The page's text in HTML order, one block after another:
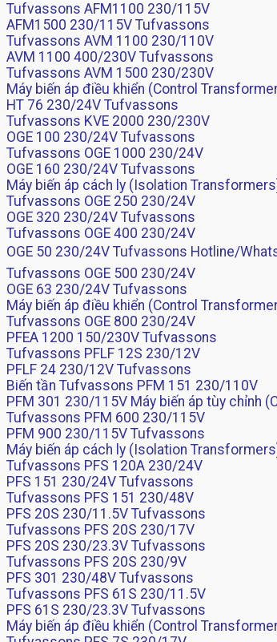
Tufvassons AFM1100 230/115V
AFM1500 230/115V Tufvassons
Tufvassons AVM 1100 230/110V
AVM 1100 400/230V Tufvassons
Tufvassons AVM 1500 230/230V
Máy biến áp điều khiển (Control
HT 76 230/24V Tufvassons
Tufvassons KVE 2000 230/230V
OGE 100 230/24V Tufvassons
Tufvassons OGE 1000 230/24V
OGE 160 230/24V Tufvassons
Máy biến áp cách ly (Isolation
Tufvassons OGE 250 230/24V
OGE 320 230/24V Tufvassons
Tufvassons OGE 400 230/24V
OGE 50 230/24V Tufvassons Hotline/
Tufvassons OGE 500 230/24V
OGE 63 230/24V Tufvassons
Máy biến áp điều khiển (Control
Tufvassons OGE 800 230/24V
PFEA 1200 150/230V Tufvassons
Tufvassons PFLF 12S 230/12V
PFLF 24 230/12V Tufvassons
Biến tần Tufvassons PFM 151 230/110V
PFM 301 230/115V Máy biến áp tùy chỉnh
Tufvassons PFM 600 230/115V
PFM 900 230/115V Tufvassons
Máy biến áp cách ly (Isolation
Tufvassons PFS 120A 230/24V
PFS 151 230/24V Tufvassons
Tufvassons PFS 151 230/48V
PFS 20S 230/11.5V Tufvassons
Tufvassons PFS 20S 230/17V
PFS 20S 230/23.3V Tufvassons
Tufvassons PFS 20S 230/9V
PFS 301 230/48V Tufvassons
Tufvassons PFS 61S 230/11.5V
PFS 61S 230/23.3V Tufvassons
Máy biến áp điều khiển (Control